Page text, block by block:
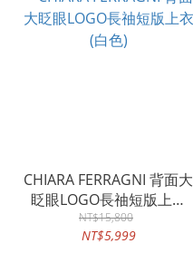
CHIARA FERRAGNI 背面大
眨眼LOGO長䄂短版上衣
(白色)
NT$15,800
NT$5,999